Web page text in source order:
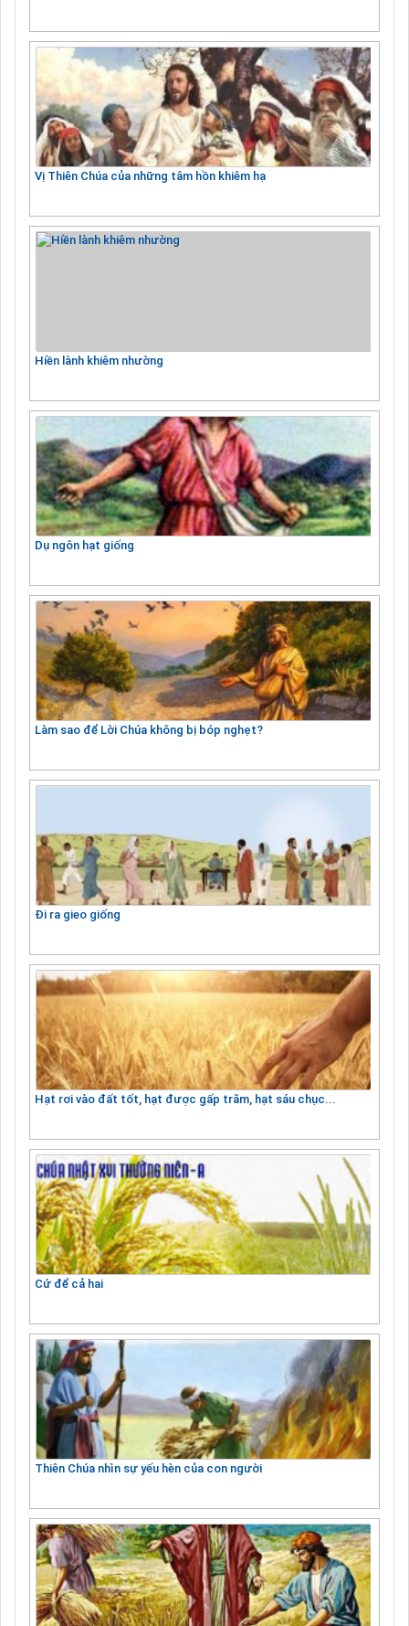
Vị Thiên Chúa của những tâm hồn khiêm hạ
Hiền lành khiêm nhường
Dụ ngôn hạt giống
Làm sao để Lời Chúa không bị bóp nghẹt?
Đi ra gieo giống
Hạt rơi vào đất tốt, hạt được gấp trăm, hạt sáu chục...
Cứ để cả hai
Thiên Chúa nhìn sự yếu hèn của con người